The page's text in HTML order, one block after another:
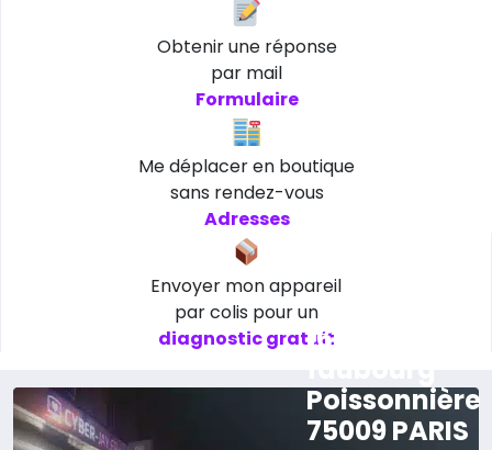
Obtenir une réponse
par mail
Formulaire
Me déplacer en boutique
sans rendez-vous
Adresses
Envoyer mon appareil
par colis pour un
diagnostic gratuit165 rue du
Poissonnière
75009 PARIS